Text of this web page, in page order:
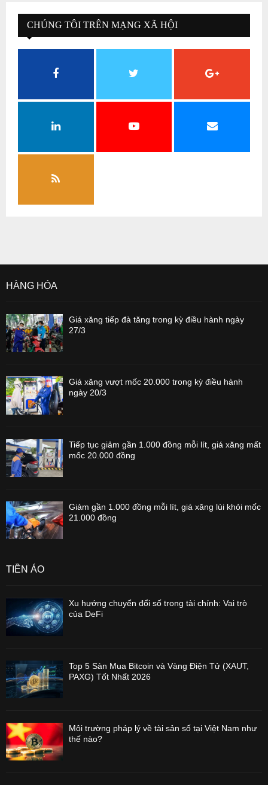
CHÚNG TÔI TRÊN MẠNG XÃ HỘI
HÀNG HÓA
Giá xăng tiếp đà tăng trong kỳ điều hành ngày
27/3
Giá xăng vượt mốc 20.000 trong kỳ điều hành
ngày 20/3
Tiếp tục giảm gần 1.000 đồng mỗi lít, giá xăng mất
mốc 20.000 đồng
Giảm gần 1.000 đồng mỗi lít, giá xăng lùi khỏi mốc
21.000 đồng
TIỀN ẢO
Xu hướng chuyển đổi số trong tài chính: Vai trò
của DeFi
Top 5 Sàn Mua Bitcoin và Vàng Điện Tử (XAUT,
PAXG) Tốt Nhất 2026
Môi trường pháp lý về tài sản số tại Việt Nam như
thế nào?